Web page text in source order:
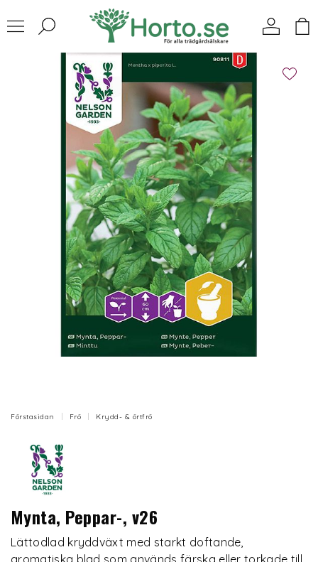
Förstasidan Frö Krydd- & örtfrö
Mynta, Peppar-, v26
Lättodlad kryddväxt med starkt doftande,
aromatiska blad som används färska eller torkade till